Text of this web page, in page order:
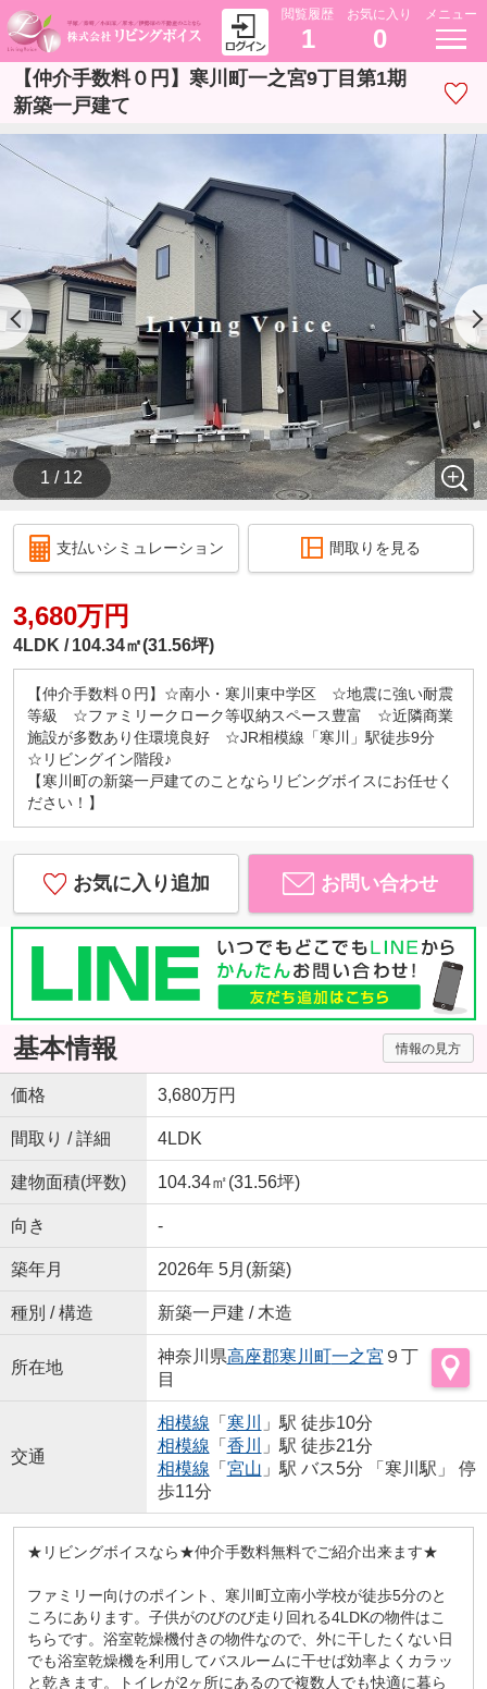
閲覧履歴
1
お気に入り
0
メニュー
【仲介手数料０円】寒川町一之宮9丁目第1期
新築一戸建て
1 / 12
支払いシミュレーション 間取りを見る
3,680万円
4LDK 104.34㎡(31.56坪)
【仲介手数料０円】☆南小・寒川東中学区 ☆地震に強い耐震
等級 ☆ファミリークローク等収納スペース豊富 ☆近隣商業
施設が多数あり住環境良好 ☆JR相模線「寒川」駅徒歩9分
☆リビングイン階段♪
【寒川町の新築一戸建てのことならリビングボイスにお任せく
ださい！】
お気に入り追加 お問い合わせ
基本情報 情報の見方
価格 3,680万円
間取り / 詳細 4LDK
建物面積(坪数) 104.34㎡(31.56坪)
向き -
築年月 2026年 5月(新築)
種別 / 構造 新築一戸建 / 木造
所在地
神奈川県高座郡寒川町一之宮 ９丁
目
交通
相模線 「 寒川
」駅 徒歩10分
相模線 「 香川
」駅 徒歩21分
相模線 「 宮山 」駅 バス5分 「寒川駅」 停
歩11分
★リビングボイスなら★仲介手数料無料でご紹介出来ます★
ファミリー向けのポイント、寒川町立南小学校が徒歩5分のと
ころにあります。子供がのびのび走り回れる4LDKの物件はこ
ちらです。浴室乾燥機付きの物件なので、外に干したくない日
でも浴室乾燥機を利用してバスルームに干せば効率よくカラッ
と乾きます。トイレが2ヶ所にあるので複数人でも快適に暮ら